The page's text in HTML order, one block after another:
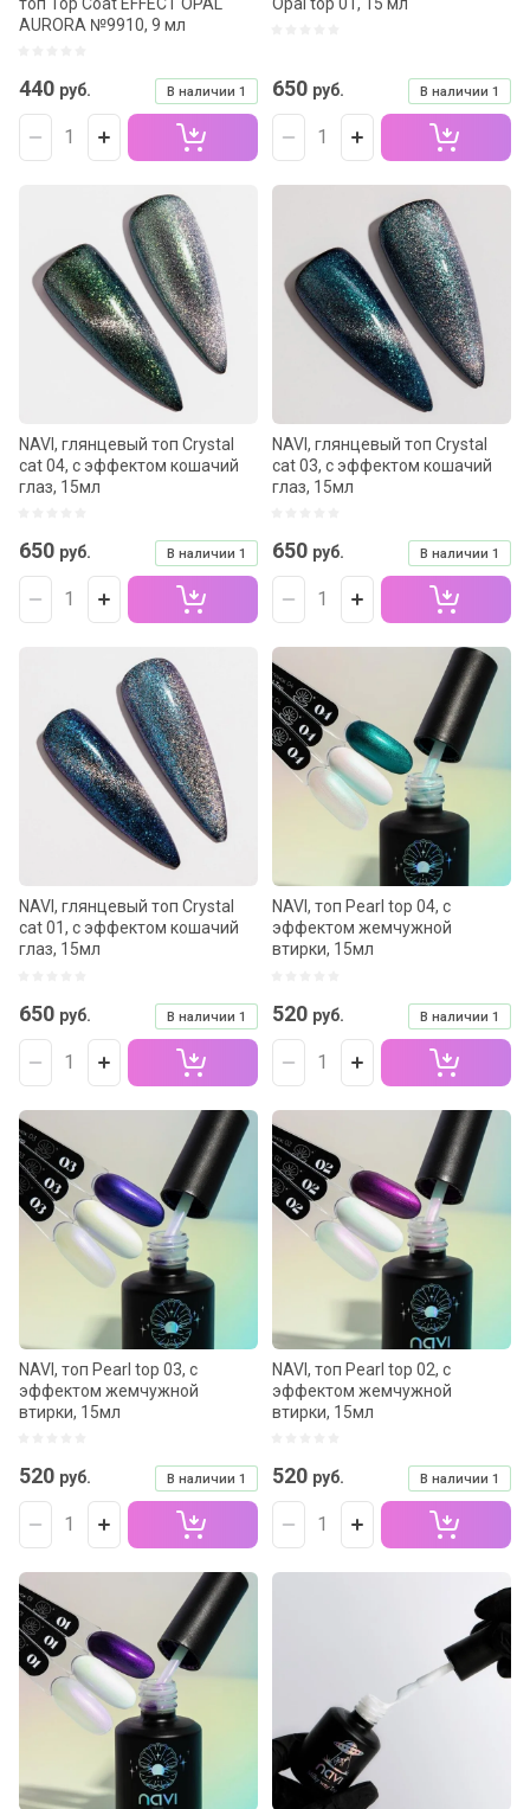
AURORA №9910, 9 мл
В наличии 1
440 руб. В наличии 1
650 руб.
NAVI, глянцевый топ Crystal
cat 04, с эффектом кошачий
глаз, 15мл
В наличии 1
650 руб.
NAVI, глянцевый топ Crystal
cat 03, с эффектом кошачий
глаз, 15мл
В наличии 1
650 руб.
NAVI, глянцевый топ Crystal
cat 01, с эффектом кошачий
глаз, 15мл
В наличии 1
650 руб.
NAVI, топ Pearl top 04, с
эффектом жемчужной
втирки, 15мл
В наличии 1
520 руб.
NAVI, топ Pearl top 03, с
эффектом жемчужной
втирки, 15мл
В наличии 1
520 руб.
NAVI, топ Pearl top 02, с
эффектом жемчужной
втирки, 15мл
В наличии 1
520 руб.